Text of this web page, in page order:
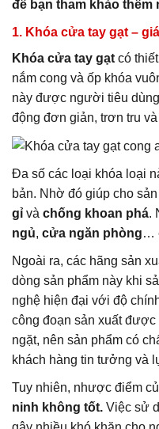
để bạn tham khảo thêm
1. Khóa cửa tay gạt –
Khóa cửa tay gạt có
nắm cong và ốp khóa
này được người tiêu
động đơn giản, trơn tru
Đa số các loại khóa loại
bản. Nhờ đó giúp cho
gỉ và chống khoan phá.
ngủ, cửa ngăn phòng…
Ngoài ra, các hãng sản
dòng sản phẩm này khi
nghệ hiện đại với độ
công đoạn sản xuất
ngặt, nên sản phẩm có
khách hàng tin tưởng và
Tuy nhiên, nhược điểm
ninh không tốt. Việc sử